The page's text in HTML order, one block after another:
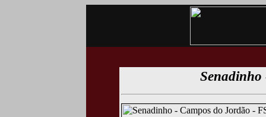
Senadinho